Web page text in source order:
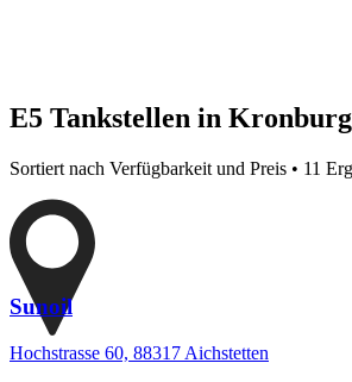
E5 Tankstellen in Kronburg
Sortiert nach Verfügbarkeit und Preis • 11
Sunoil
Hochstrasse 60, 88317 Aichstetten